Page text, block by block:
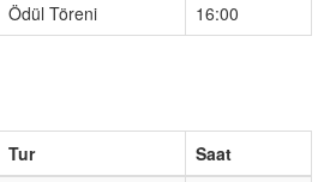
Ödül Töreni
16:00
Tur
Saat